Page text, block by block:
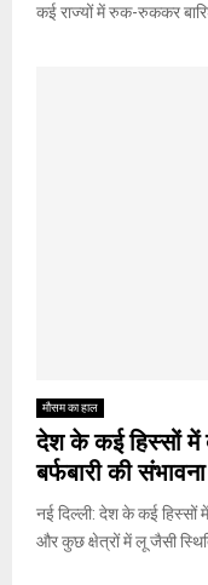
कई राज्यों में रुक-रुककर
मौसम का हाल
देश के कई हिस्सों में
बर्फबारी की संभावना
नई दिल्ली: देश के कई हिस्सों
और कुछ क्षेत्रों में लू जैसी